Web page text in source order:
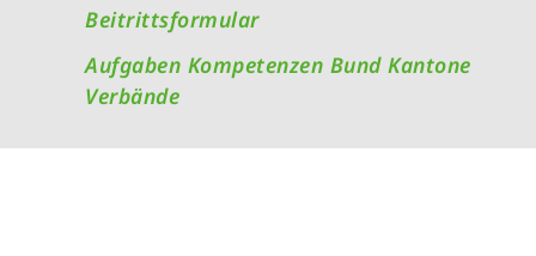
Beitrittsformular
Aufgaben Kompetenzen Bund Kantone
Verbände